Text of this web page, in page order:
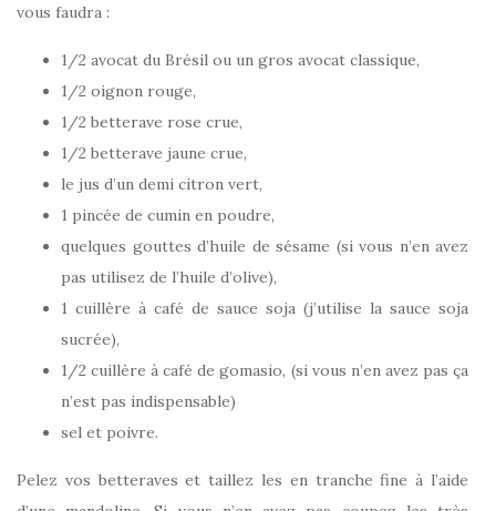
vous faudra :
1/2 avocat du Brésil ou un gros avocat classique,
1/2 oignon rouge,
1/2 betterave rose crue,
1/2 betterave jaune crue,
le jus d’un demi citron vert,
1 pincée de cumin en poudre,
quelques gouttes d’huile de sésame (si vous n’en avez
pas utilisez de l’huile d’olive),
1 cuillère à café de sauce soja (j’utilise la sauce soja
sucrée),
1/2 cuillère à café de gomasio, (si vous n’en avez pas ça
n’est pas indispensable)
sel et poivre.
Pelez vos betteraves et taillez les en tranche fine à l’aide